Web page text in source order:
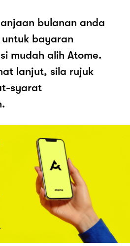
bulanan anda
bayaran
mudah alih Atome.
lanjut, sila rujuk
syarat